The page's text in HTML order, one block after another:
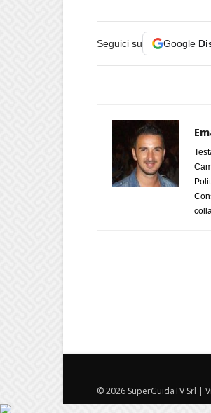
Seguici su Google
© 2026 SuperGuidaTV Srl |